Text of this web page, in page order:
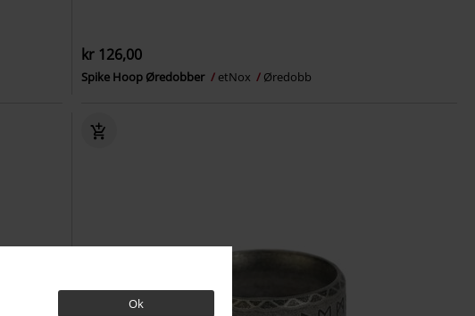
Ok
kr 126,00
Spike Hoop Øredobber etNox Øredobb